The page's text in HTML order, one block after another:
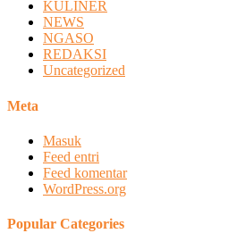
KULINER
NEWS
NGASO
REDAKSI
Uncategorized
Meta
Masuk
Feed entri
Feed komentar
WordPress.org
Popular Categories